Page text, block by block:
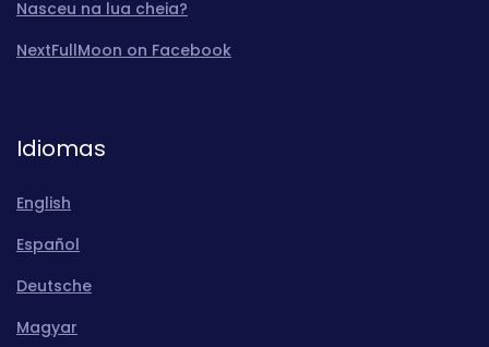
Nasceu na lua cheia?
NextFullMoon on Facebook
Idiomas
English
Español
Deutsche
Magyar